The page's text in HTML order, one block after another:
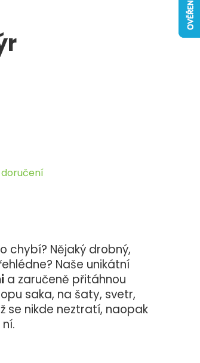
doručení
chybí? Nějaký drobný,
Naše unikátní
a zaručeně přitáhnou
saka, na šaty, svetr,
se nikde neztratí, naopak